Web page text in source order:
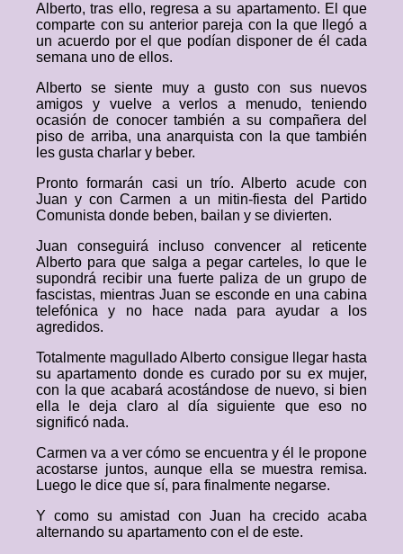
Alberto, tras ello, regresa a su apartamento. El que
comparte con su anterior pareja con la que llegó a
un acuerdo por el que podían disponer de él cada
semana uno de ellos.
Alberto se siente muy a gusto con sus nuevos
amigos y vuelve a verlos a menudo, teniendo
ocasión de conocer también a su compañera del
piso de arriba, una anarquista con la que también
les gusta charlar y beber.
Pronto formarán casi un trío. Alberto acude con
Juan y con Carmen a un mitin-fiesta del Partido
Comunista donde beben, bailan y se divierten.
Juan conseguirá incluso convencer al reticente
Alberto para que salga a pegar carteles, lo que le
supondrá recibir una fuerte paliza de un grupo de
fascistas, mientras Juan se esconde en una cabina
telefónica y no hace nada para ayudar a los
agredidos.
Totalmente magullado Alberto consigue llegar hasta
su apartamento donde es curado por su ex mujer,
con la que acabará acostándose de nuevo, si bien
ella le deja claro al día siguiente que eso no
significó nada.
Carmen va a ver cómo se encuentra y él le propone
acostarse juntos, aunque ella se muestra remisa.
Luego le dice que sí, para finalmente negarse.
Y como su amistad con Juan ha crecido acaba
alternando su apartamento con el de este.